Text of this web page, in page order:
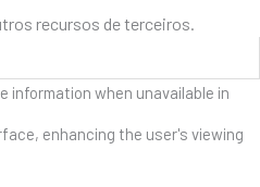
recursos de terceiros.
when unavailable in
enhancing the user's viewing